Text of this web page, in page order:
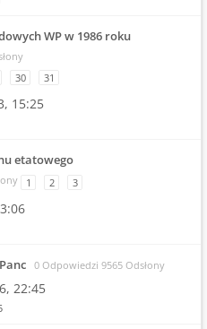
WP w 1986 roku
30 31
15:25
etatowego
1 2 3
0 Odpowiedzi 9565 Odsłony
22:45